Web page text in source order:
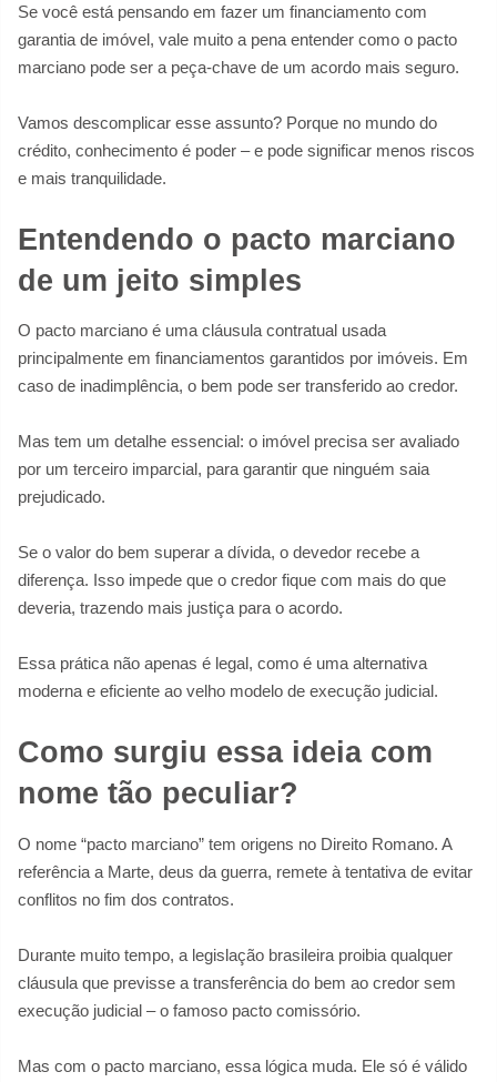
Se você está pensando em fazer um financiamento com
garantia de imóvel, vale muito a pena entender como o pacto
marciano pode ser a peça-chave de um acordo mais seguro.
Vamos descomplicar esse assunto? Porque no mundo do
crédito, conhecimento é poder – e pode significar menos riscos
e mais tranquilidade.
Entendendo o pacto marciano
de um jeito simples
O pacto marciano é uma cláusula contratual usada
principalmente em financiamentos garantidos por imóveis. Em
caso de inadimplência, o bem pode ser transferido ao credor.
Mas tem um detalhe essencial: o imóvel precisa ser avaliado
por um terceiro imparcial, para garantir que ninguém saia
prejudicado.
Se o valor do bem superar a dívida, o devedor recebe a
diferença. Isso impede que o credor fique com mais do que
deveria, trazendo mais justiça para o acordo.
Essa prática não apenas é legal, como é uma alternativa
moderna e eficiente ao velho modelo de execução judicial.
Como surgiu essa ideia com
nome tão peculiar?
O nome “pacto marciano” tem origens no Direito Romano. A
referência a Marte, deus da guerra, remete à tentativa de evitar
conflitos no fim dos contratos.
Durante muito tempo, a legislação brasileira proibia qualquer
cláusula que previsse a transferência do bem ao credor sem
execução judicial – o famoso pacto comissório.
Mas com o pacto marciano, essa lógica muda. Ele só é válido